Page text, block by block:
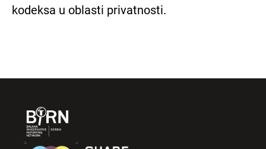
kodeksa u oblasti privatnosti.